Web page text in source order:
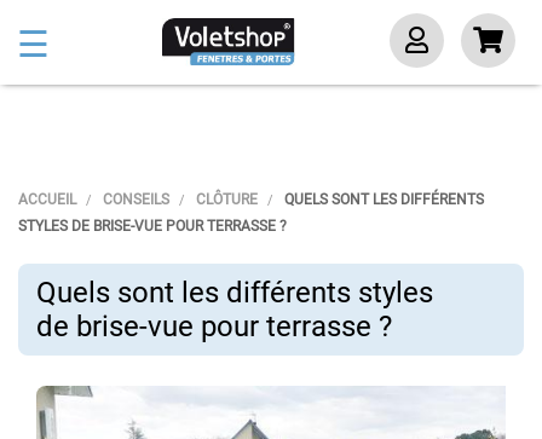
Basculer
la
☰
ACCUEIL CONSEILS CLÔTURE
QUELS SONT LES DIFFÉRENTS
STYLES DE BRISE-VUE POUR TERRASSE ?
Quels sont les différents styles
de brise-vue pour terrasse ?